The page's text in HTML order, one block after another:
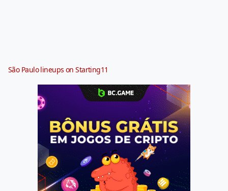
São Paulo lineups on Starting11